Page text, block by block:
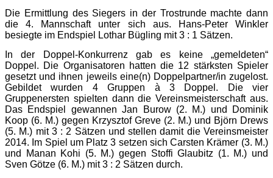
Die Ermittlung des Siegers in der Trostrunde machte dann
die 4. Mannschaft unter sich aus. Hans-Peter Winkler
besiegte im Endspiel Lothar Bügling mit 3 : 1 Sätzen.
In der Doppel-Konkurrenz gab es keine „gemeldeten“
Doppel. Die Organisatoren hatten die 12 stärksten Spieler
gesetzt und ihnen jeweils eine(n) Doppelpartner/in zugelost.
Gebildet wurden 4 Gruppen à 3 Doppel. Die vier
Gruppenersten spielten dann die Vereinsmeisterschaft aus.
Das Endspiel gewannen Jan Burow (2. M.) und Dominik
Koop (6. M.) gegen Krzysztof Greve (2. M.) und Björn Drews
(5. M.) mit 3 : 2 Sätzen und stellen damit die Vereinsmeister
2014. Im Spiel um Platz 3 setzen sich Carsten Krämer (3. M.)
und Manan Kohi (5. M.) gegen Stoffi Glaubitz (1. M.) und
Sven Götze (6. M.) mit 3 : 2 Sätzen durch.